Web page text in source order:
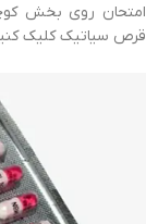
امتحان روی بخش
قرص سیاتیک کلیک